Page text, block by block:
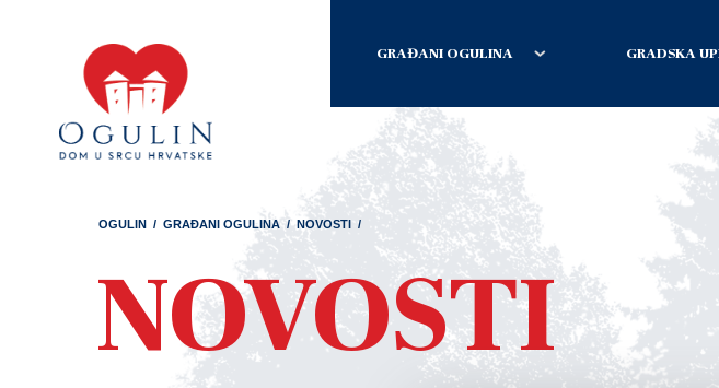
GRAĐANI OGULINA GRADSKA
OGULIN / GRAĐANI OGULINA / NOVOSTI /
NOVOSTI